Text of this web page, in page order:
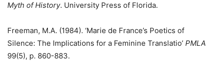
Myth of History. University Press of Florida.
Freeman, M.A. (1984). ‘Marie de France’s Poetics of
Silence: The Implications for a Feminine Translatio’ PMLA
99(5), p. 860-883.